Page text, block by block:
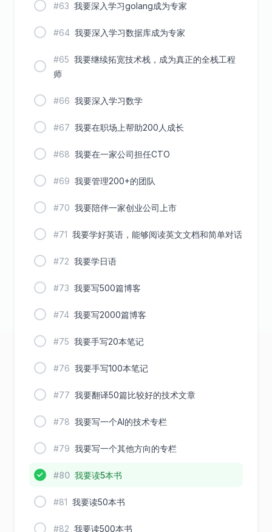
#63 我要深入学习golang成为专家
#64 我要深入学习数据库成为专家
#65 我要继续拓宽技术栈，成为真正的全栈工程
师
#66 我要深入学习数学
#67 我要在职场上帮助200人成长
#68 我要在一家公司担任CTO
#69 我要管理200+的团队
#70 我要陪伴一家创业公司上市
#71 我要学好英语，能够阅读英文文档和简单对话
#72 我要学日语
#73 我要写500篇博客
#74 我要写2000篇博客
#75 我要手写20本笔记
#76 我要手写100本笔记
#77 我要翻译50篇比较好的技术文章
#78 我要写一个AI的技术专栏
#79 我要写一个其他方向的专栏
#80 我要读5本书
#81 我要读50本书
#82 我要读500本书